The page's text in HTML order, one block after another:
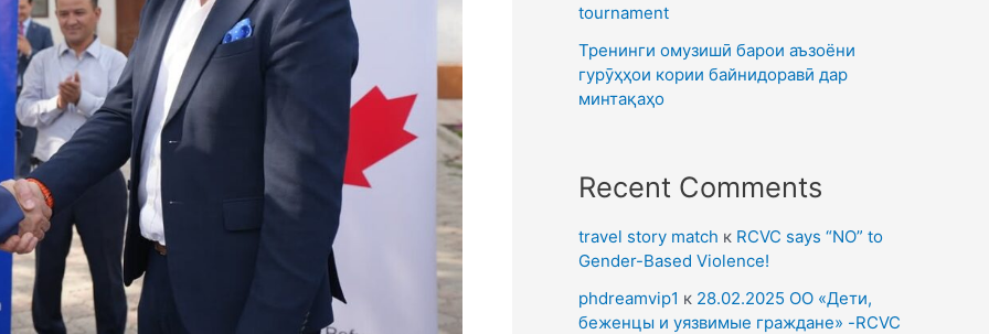
tournament
Тренинги омузишӣ барои аъзоёни
гурӯҳҳои кории байнидоравӣ дар
минтақаҳо
Recent Comments
travel story match к RCVC says “NO” to
Gender-Based Violence!
phdreamvip1 к 28.02.2025 ОО «Дети,
беженцы и уязвимые граждане» -RCVC